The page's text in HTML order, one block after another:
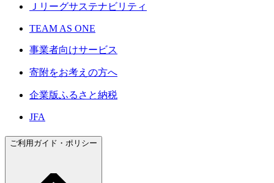
Ｊリーグサステナビリティ
TEAM AS ONE
事業者向けサービス
寄附をお考えの方へ
企業版ふるさと納税
JFA
ご利用ガイド・ポリシー